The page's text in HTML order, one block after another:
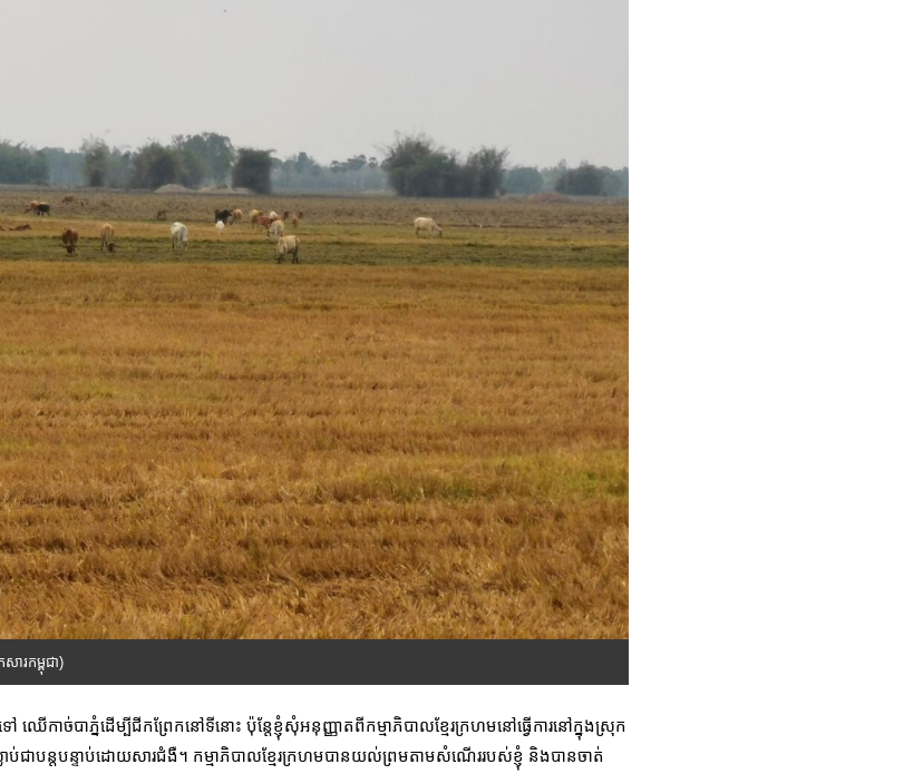
ារកម្ពុជា)
កាច់បាភ្នំដើម្បីជីកព្រែកនៅទីនោះ ប៉ុន្តែខ្ញុំសុំអនុញ្ញាតពីកម្មាភិបាលខ្មែរក្រហមនៅធ្វើការនៅក្នុងស្រុក
បន្តបន្ទាប់ដោយសារជំងឺ។ កម្មាភិបាលខ្មែរក្រហមបានយល់ព្រមតាមសំណើររបស់ខ្ញុំ និងបានចាត់